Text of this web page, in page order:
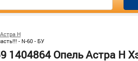
Н
- N-60 - БУ
Опель Астра H